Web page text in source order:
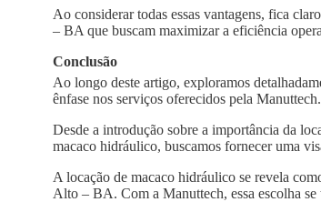
Ao considerar todas essas vantagens, fica
– BA que buscam maximizar a eficiência
Conclusão
Ao longo deste artigo, exploramos
ênfase nos serviços oferecidos pela Manuttech.
Desde a introdução sobre a importância da
macaco hidráulico, buscamos fornecer uma
A locação de macaco hidráulico se revela
Alto – BA. Com a Manuttech, essa escolha se